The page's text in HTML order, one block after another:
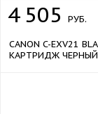
4 505 РУБ.
CANON C-EXV21
КАРТРИДЖ ЧЕРНЫЙ